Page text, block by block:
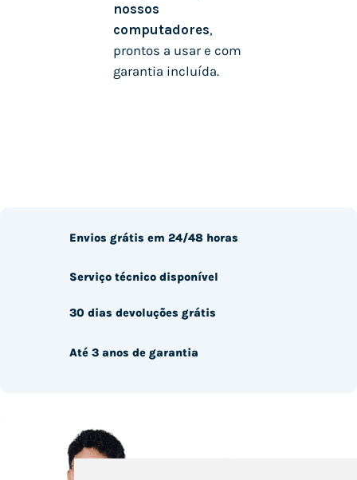
nossos
computadores,
prontos a usar e com
garantia incluída.
Envios grátis em 24/48 horas
Serviço técnico disponível
30 dias devoluções grátis
Até 3 anos de garantia